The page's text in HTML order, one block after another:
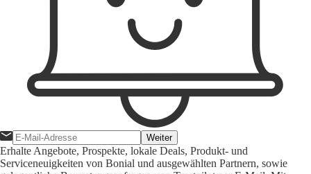
Weiter
Erhalte Angebote, Prospekte, lokale Deals, Produkt- und
Serviceneuigkeiten von Bonial und ausgewählten Partnern, sowie